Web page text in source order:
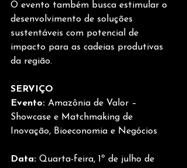
O evento também busca estimular o
desenvolvimento de soluções
sustentáveis com potencial de
impacto para as cadeias produtivas
da região.
SERVIÇO
Evento: Amazônia de Valor –
Showcase e Matchmaking de
Inovação, Bioeconomia e Negócios
Data: Quarta-feira, 1º de julho de